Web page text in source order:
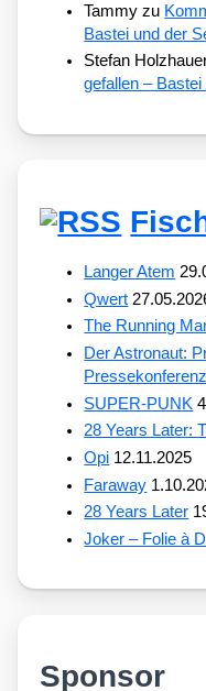
Tammy zu
Bastei und der
Stefan
gefallen –
Langer Atem
Qwert
The Running
Der Astronaut:
Pressekonferenz
SUPER-PUNK
28 Years Later:
Opi 12.11.2025
Faraway
28 Years Later
Joker – Folie à
Sponsor